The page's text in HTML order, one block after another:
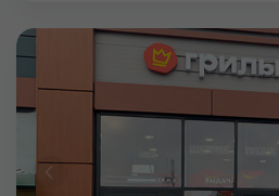
Previous